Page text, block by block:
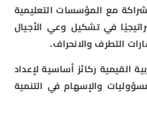
مع المؤسسات التعليمية
في تشكيل وعي الأجيال
التطرف والانحراف.
القيمية ركائز أساسية لإعداد
والإسهام في التنمية